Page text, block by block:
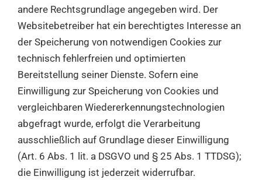
andere Rechtsgrundlage angegeben wird. Der
Websitebetreiber hat ein berechtigtes Interesse an
der Speicherung von notwendigen Cookies zur
technisch fehlerfreien und optimierten
Bereitstellung seiner Dienste. Sofern eine
Einwilligung zur Speicherung von Cookies und
vergleichbaren Wiedererkennungstechnologien
abgefragt wurde, erfolgt die Verarbeitung
ausschließlich auf Grundlage dieser Einwilligung
(Art. 6 Abs. 1 lit. a DSGVO und § 25 Abs. 1 TTDSG);
die Einwilligung ist jederzeit widerrufbar.